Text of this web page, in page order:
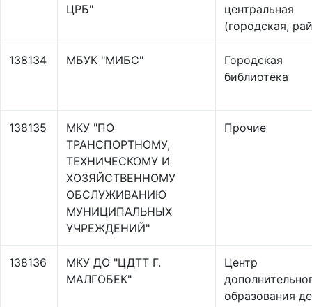
ЦРБ"
центральная
(городская,
138134 МБУК "МИБС"
Городская
библиотека
138135
МКУ "ПО
ТРАНСПОРТНОМУ,
ТЕХНИЧЕСКОМУ И
ХОЗЯЙСТВЕННОМУ
ОБСЛУЖИВАНИЮ
МУНИЦИПАЛЬНЫХ
УЧРЕЖДЕНИЙ"
Прочие
138136
МКУ ДО "ЦДТТ Г.
МАЛГОБЕК"
Центр
образования